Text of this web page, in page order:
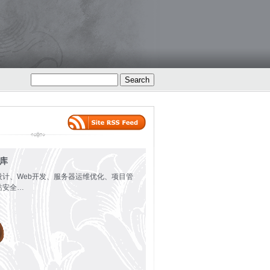
、Web开发、服务器运维优化、项目管
安全…